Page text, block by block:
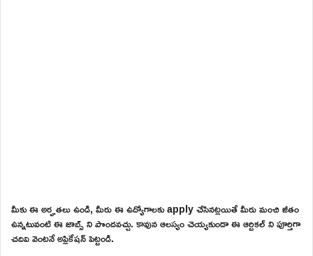
మీకు ఈ అర్హతలు ఉండి, మీరు ఈ ఉద్యోగాలకు apply చేసినట్లయితే మీరు మంచి జీతం
ఉన్నటువంటి ఈ జాబ్స్ ని పొందవచ్చు. కావున ఆలస్యం చెయ్యకుండా ఈ ఆర్టికల్ ని పూర్తిగా
చదివి వెంటనే అప్లికేషన్ పెట్టండి.